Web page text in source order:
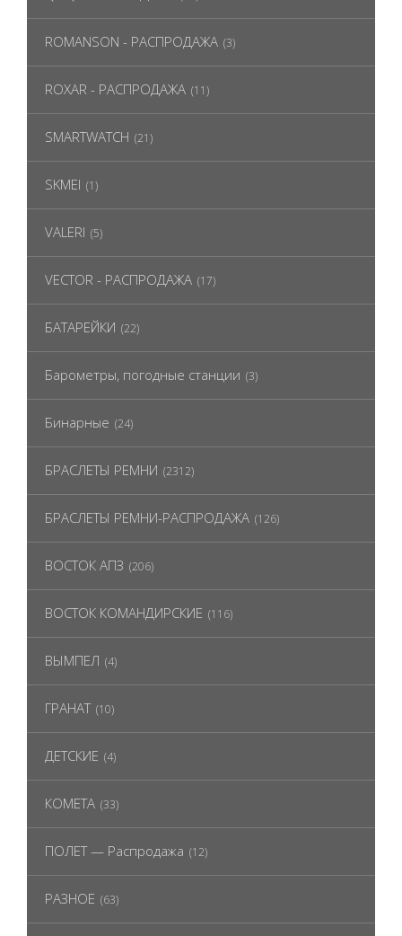
ROMANSON - РАСПРОДАЖА (3)
ROXAR - РАСПРОДАЖА (11)
SMARTWATCH (21)
SKMEI (1)
VALERI (5)
VECTOR - РАСПРОДАЖА (17)
БАТАРЕЙКИ (22)
Барометры, погодные станции (3)
Бинарные (24)
БРАСЛЕТЫ РЕМНИ (2312)
БРАСЛЕТЫ РЕМНИ-РАСПРОДАЖА (126)
ВОСТОК АПЗ (206)
ВОСТОК КОМАНДИРСКИЕ (116)
ВЫМПЕЛ (4)
ГРАНАТ (10)
ДЕТСКИЕ (4)
КОМЕТА (33)
ПОЛЕТ — Распродажа (12)
РАЗНОЕ (63)